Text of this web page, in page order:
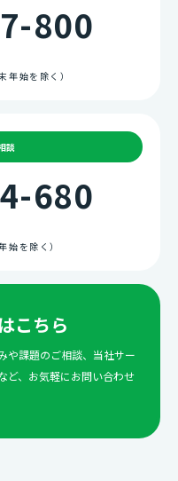
800
始を除く）
談
680
を除く）
こちら
や課題のご相談、当社サー
ど、お気軽にお問い合わせ